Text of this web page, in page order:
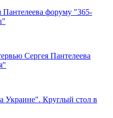
Пантелеева форуму "365-
Сергея Пантелеева
Украине". Круглый стол в